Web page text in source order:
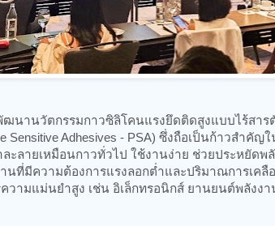
นานวัตกรรมกาวซิลิโคนแรงยึดติดสูงแบบไร้สารตั
Sensitive Adhesives - PSA) ซึ่งถือเป็นก้าวสำคั
ะลายเหมือนกาวทั่วไป ใช้งานง่าย ช่วยประหยัดพ
นที่มีความต้องการแรงลอกต่ำและปริมาณการเคลื
วามแม่นยำสูง เช่น อิเล็กทรอนิกส์ ยานยนต์พลังงา